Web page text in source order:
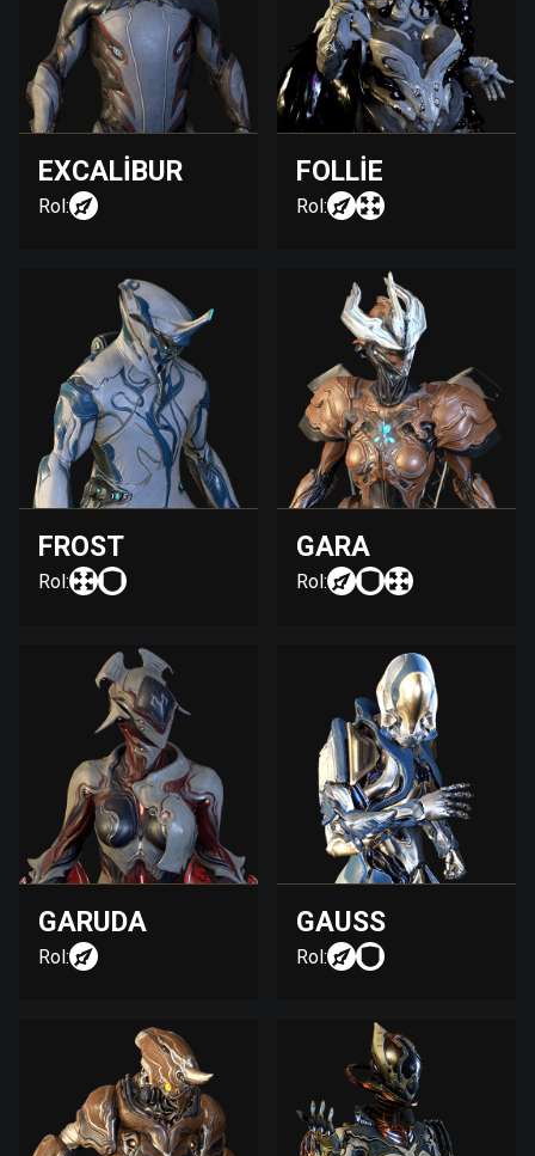
EXCALIBUR
Rol:
FOLLIE
Rol:
FROST
Rol:
GARA
Rol:
GARUDA
Rol:
GAUSS
Rol: